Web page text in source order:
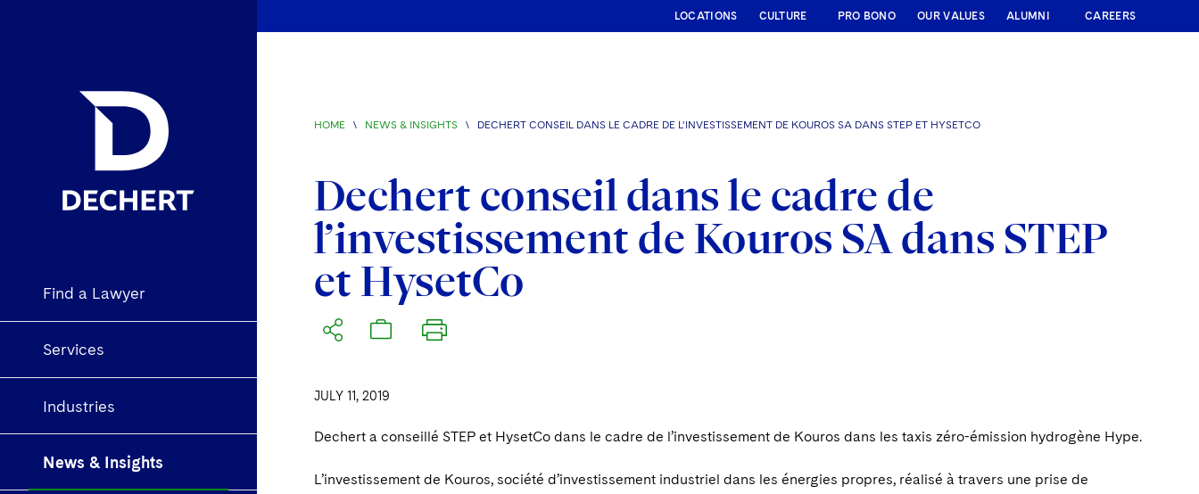
Find a Lawyer
Services
Industries
News & Insights
LOCATIONS CULTURE PRO BONO OUR VALUES ALUMNI CAREERS
HOME \ NEWS & INSIGHTS \ DECHERT CONSEIL DANS LE CADRE DE L’INVESTISSEMENT DE KOUROS SA DANS STEP ET HYSETCO
Dechert conseil dans le cadre de
l’investissement de Kouros SA dans STEP
et HysetCo
JULY 11, 2019
Dechert a conseillé STEP et HysetCo dans le cadre de l’investissement de Kouros dans les taxis zéro-émission hydrogène Hype.
L’investissement de Kouros, société d’investissement industriel dans les énergies propres, réalisé à travers une prise de